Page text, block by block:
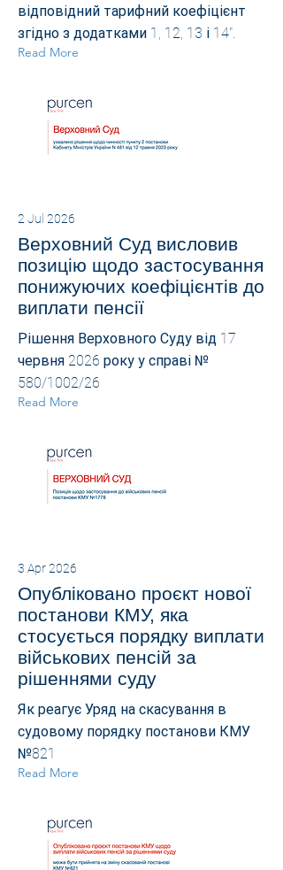
відповідний тарифний коефіцієнт
згідно з додатками 1, 12, 13 і 14".
Read More
2 Jul 2026
Верховний Суд висловив
позицію щодо застосування
понижуючих коефіцієнтів до
виплати пенсії
Рішення Верховного Суду від 17
червня 2026 року у справі №
580/1002/26
Read More
3 Apr 2026
Опубліковано проєкт нової
постанови КМУ, яка
стосується порядку виплати
військових пенсій за
рішеннями суду
Як реагує Уряд на скасування в
судовому порядку постанови КМУ
№821
Read More